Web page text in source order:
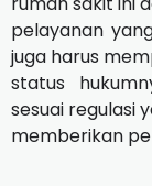
pelayanan
juga harus
status
sesuai regulasi
memberikan